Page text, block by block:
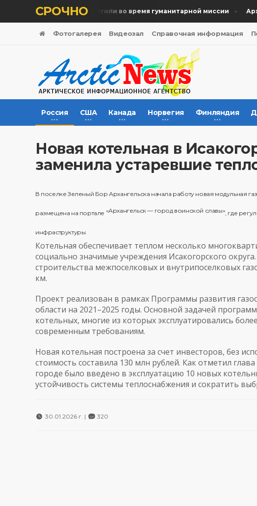
СРОЧНО
Память жертв почтили во время гуманитарной миссии
Фотогалерея Видеозал Справочная информация
Россия США Канада Норвегия Финляндия
Новая котельная в
заменила устаревшие
В поселке Зеленый Бор Архангельска начала работу новая модульная
размещена на портале «Архангельск — город воинской славы», где
инфраструктуры.
Котельная обеспечивает теплом несколько
социально значимые учреждения Исакогорского
строительства межпоселковых и внутрипоселковых
км.
Проект реализован в рамках Программы развития
области на 2021–2025 годы. Основной задачей
котельных, многие из которых эксплуатировались
современным требованиям.
Новая котельная построена за счет инвесторов, без
стоимость составила 130 млн рублей. Как отметил
городе было введено в эксплуатацию 10 новых
устойчивость системы теплоснабжения и сократить
30.01.2026 г. | 320